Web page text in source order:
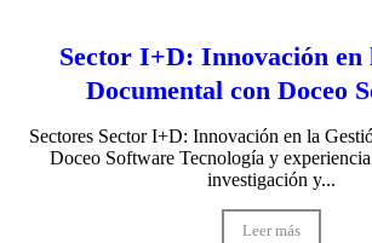
Sector I+D: Innovación en
Documental con Doceo
Sectores Sector I+D: Innovación en la
Doceo Software Tecnología y
investigación y...
Leer más